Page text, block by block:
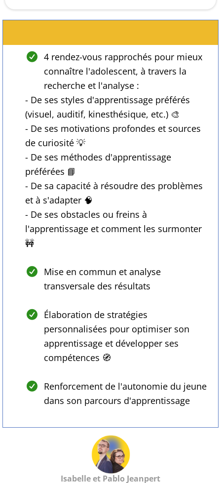
4 rendez-vous rapprochés pour mieux
connaître l'adolescent, à travers la
recherche et l'analyse :
- De ses styles d'apprentissage préférés
(visuel, auditif, kinesthésique, etc.) 🎨
- De ses motivations profondes et sources
de curiosité 💡
- De ses méthodes d'apprentissage
préférées 📘
- De sa capacité à résoudre des problèmes
et à s'adapter 🧠
- De ses obstacles ou freins à
l'apprentissage et comment les surmonter
🚧
Mise en commun et analyse
transversale des résultats
Élaboration de stratégies
personnalisées pour optimiser son
apprentissage et développer ses
compétences 🧭
Renforcement de l'autonomie du jeune
dans son parcours d'apprentissage
Isabelle et Pablo Jeanpert